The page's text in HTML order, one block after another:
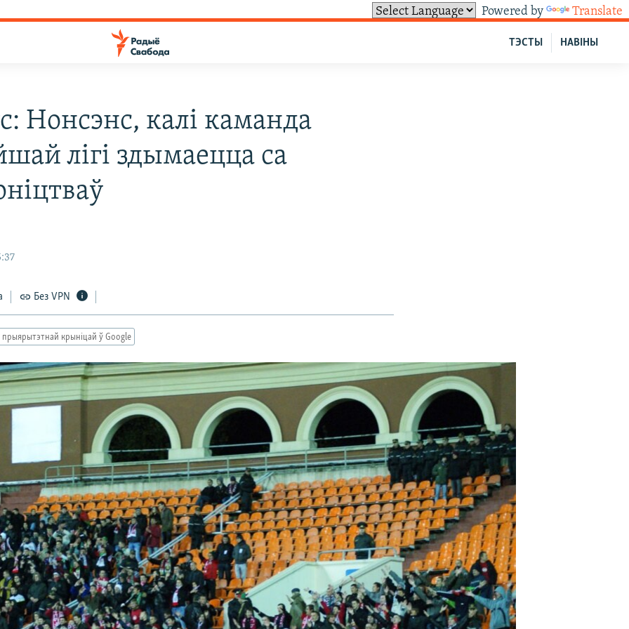
Powered by Translate
НАВІНЫ
ТЭСТЫ
Нонсэнс, калі каманда
лігі здымаецца са
Без VPN
прыярытэтнай крыніцай ў Google